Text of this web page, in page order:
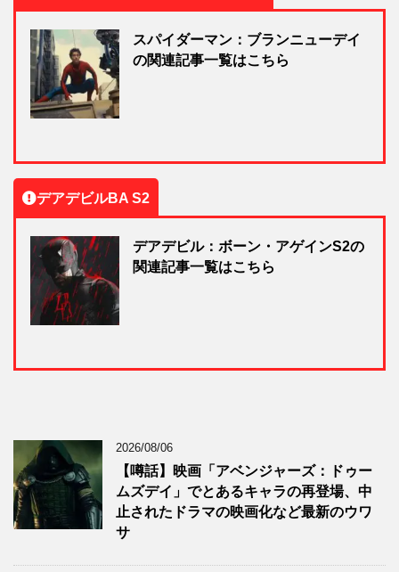
スパイダーマン：ブランニューデイ
の関連記事一覧はこちら
デアデビルBA S2
デアデビル：ボーン・アゲインS2の
関連記事一覧はこちら
2026/08/06
【噂話】映画「アベンジャーズ：ドゥー
ムズデイ」でとあるキャラの再登場、中
止されたドラマの映画化など最新のウワ
サ